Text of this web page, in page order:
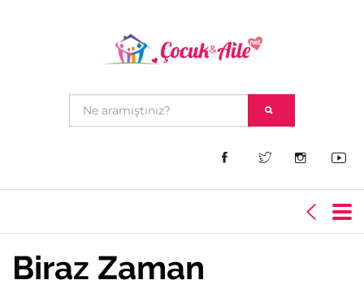
Biraz Zaman